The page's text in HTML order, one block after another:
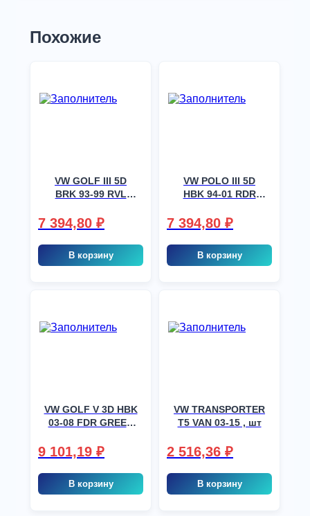
Похожие
VW GOLF III 5D
BRK 93-99 RVL
7 394,80 ₽
В корзину
VW POLO III 5D
HBK 94-01 RDR
7 394,80 ₽
В корзину
VW GOLF V 3D HBK
03-08 FDR GREEN
9 101,19 ₽
В корзину
VW TRANSPORTER
T5 VAN 03-15 , шт
2 516,36 ₽
В корзину